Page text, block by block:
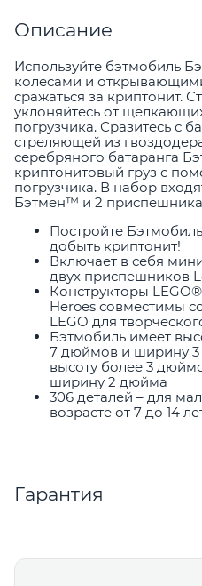
Описание
Используйте бэтмобиль
колесами и
сражаться за криптонит.
уклоняйтесь от
погрузчика. Сразитесь с
стреляющей из
серебряного батаранга
криптонитовый груз с
погрузчика. В набор
Бэтмен™ и 2 приспешника
Постройте
добыть криптонит!
Включает в себя
двух приспешников
Конструкторы
Heroes совместимы
LEGO для
Бэтмобиль имеет
7 дюймов и ширину 3
высоту более 3
ширину 2 дюйма
306 деталей – для
возрасте от 7 до 14
Гарантия